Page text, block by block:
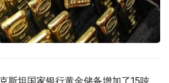
斯坦国家银行黄金储备增加了15吨。